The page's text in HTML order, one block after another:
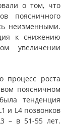
о том, что
поясничного
неизменными.
к снижению
увеличении
процесс роста
поясничном
тенденция
и L4 позвонков
– в 51-55 лет.